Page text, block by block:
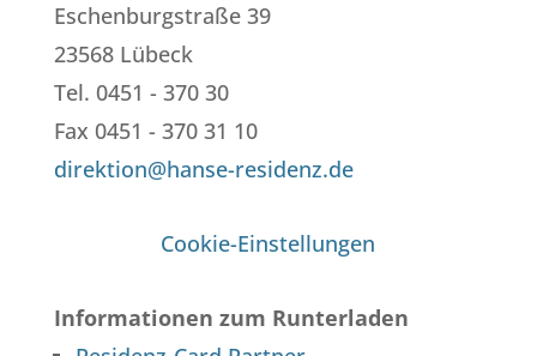
Eschenburgstraße 39
23568 Lübeck
Tel. 0451 - 370 30
Fax 0451 - 370 31 10
direktion@hanse-residenz.de
Cookie-Einstellungen
Informationen zum Runterladen